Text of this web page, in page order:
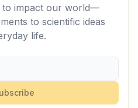
to impact our world—
to scientific ideas
life.